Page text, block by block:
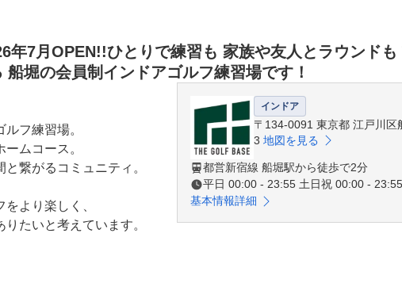
7月OPEN!!ひとりで練習も 家族や友人とラウンド
堀の会員制インドアゴルフ練習場です！
フ練習場。
ムコース。
繋がるコミュニティ。
より楽しく、
たいと考えています。
インドア
〒134-0091 東京都 江戸川
3 地図を見る
都営新宿線 船堀駅から徒歩で2分
平日 00:00 - 23:55 土日祝 00:00 - 23:55
基本情報詳細